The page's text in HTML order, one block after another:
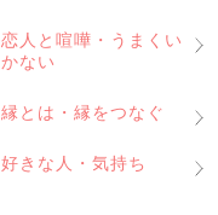
恋人と喧嘩・うまくい
かない
縁とは・縁をつなぐ
好きな人・気持ち